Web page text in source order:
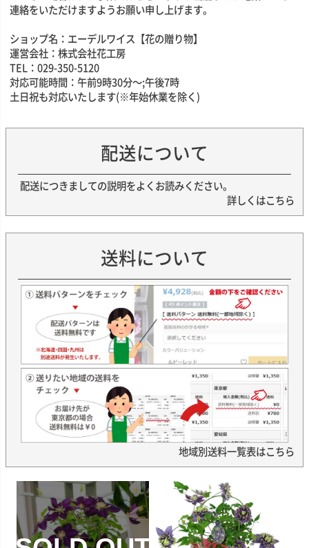
連絡をいただけますようお願い申し上げます。
ショップ名：エーデルワイス【花の贈り物】
運営会社：株式会社花工房
TEL：029-350-5120
対応可能時間：午前9時30分～;午後7時
土日祝も対応いたします(※年始休業を除く)
配送について
配送につきましての説明をよくお読みください。
詳しくはこちら
送料について
地域別送料一覧表はこちら